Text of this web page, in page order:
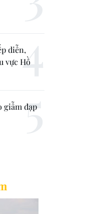
diễn,
vực Hồ
giẫm đạp